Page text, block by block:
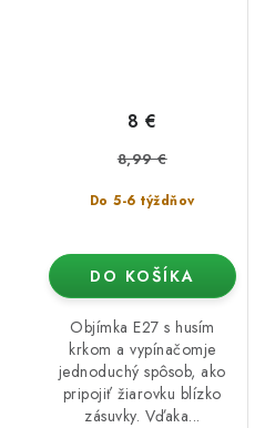
Do 5-6 týždňov
8 €
8,99 €
DO KOŠÍKA
Objímka E27 s husím
krkom a vypínačomje
jednoduchý spôsob, ako
pripojiť žiarovku blízko
zásuvky. Vďaka...